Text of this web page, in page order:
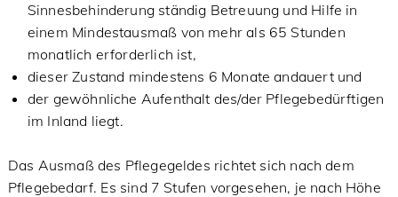
Sinnesbehinderung ständig Betreuung und Hilfe in
einem Mindestausmaß von mehr als 65 Stunden
monatlich erforderlich ist,
dieser Zustand mindestens 6 Monate andauert und
der gewöhnliche Aufenthalt des/der Pflegebedürftigen
im Inland liegt.
Das Ausmaß des Pflegegeldes richtet sich nach dem
Pflegebedarf. Es sind 7 Stufen vorgesehen, je nach Höhe